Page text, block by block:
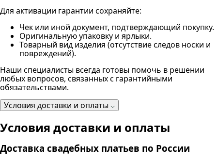
Для активации гарантии сохраняйте:
Чек или иной документ, подтверждающий покупку.
Оригинальную упаковку и ярлыки.
Товарный вид изделия (отсутствие следов носки и
повреждений).
Наши специалисты всегда готовы помочь в решении
любых вопросов, связанных с гарантийными
обязательствами.
Условия доставки и оплаты
Условия доставки и оплаты
Доставка свадебных платьев по России